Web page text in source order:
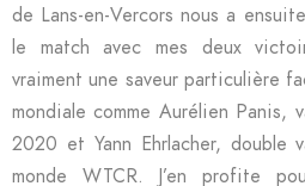
de Lans-en-Vercors nous a
le match avec mes deux
vraiment une saveur particulière
mondiale comme Aurélien Panis,
2020 et Yann Ehrlacher, double
monde WTCR. J’en profite